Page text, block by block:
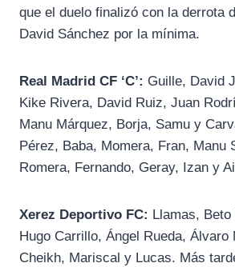
que el duelo finalizó con la derrota
David Sánchez por la mínima.
Real Madrid CF ‘C’: Guille, David
Kike Rivera, David Ruiz, Juan
Manu Márquez, Borja, Samu y
Pérez, Baba, Momera, Fran, Manu
Romera, Fernando, Geray, Izan y
Xerez Deportivo FC: Llamas,
Hugo Carrillo, Ángel Rueda,
Cheikh, Mariscal y Lucas. Más